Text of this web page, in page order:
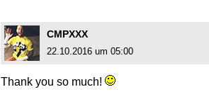
CMPXXX
22.10.2016 um 05:00
Thank you so much!